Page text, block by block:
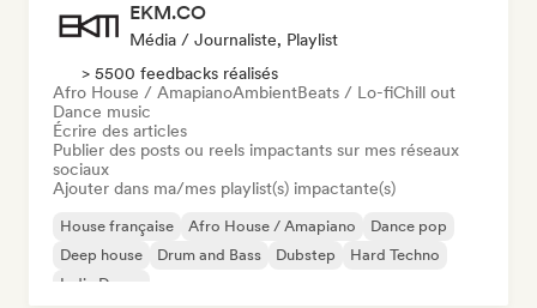
EKM.CO
Média / Journaliste, Playlist
> 5500 feedbacks réalisés
Afro House / AmapianoAmbientBeats / Lo-fiChill out
Dance music
Écrire des articles
Publier des posts ou reels impactants sur mes réseaux
sociaux
Ajouter dans ma/mes playlist(s) impactante(s)
House française Afro House / Amapiano
Dance pop
Deep house
Drum and Bass Dubstep
Hard Techno
Indie Dance